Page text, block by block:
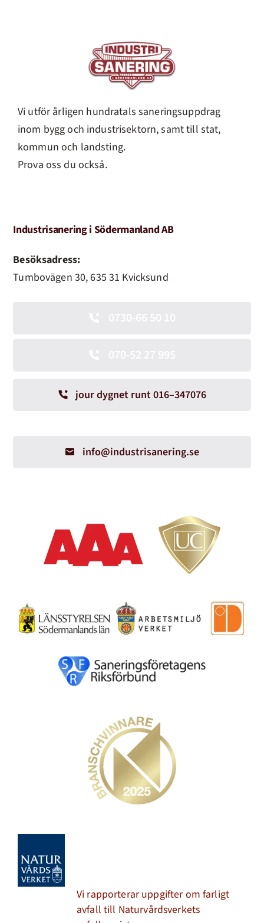
Vi utför årligen hundratals saneringsuppdrag
inom bygg och industrisektorn, samt till stat,
kommun och landsting.
Prova oss du också.
Industrisanering i Södermanland AB
Besöksadress:
Tumbovägen 30, 635 31 Kvicksund
jour dygnet runt 016–347076
info@industrisanering.se
Vi rapporterar uppgifter om farligt
avfall till Naturvårdsverkets